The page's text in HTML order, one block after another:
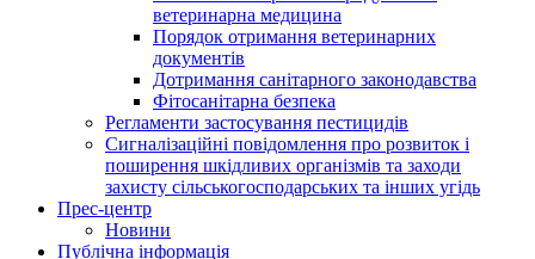
ветеринарна медицина
Порядок отримання ветеринарних
документів
Дотримання санітарного законодавства
Фітосанітарна безпека
Регламенти застосування пестицидів
Сигналізаційні повідомлення про розвиток і
поширення шкідливих організмів та заходи
захисту сільськогосподарських та інших угідь
Прес-центр
Новини
Публічна інформація